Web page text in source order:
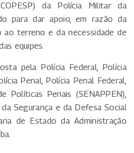
da Polícia Militar da
para dar apoio, em razão da
ao terreno e da necessidade de
equipes.
pela Polícia Federal, Polícia
Penal, Polícia Penal Federal,
Políticas Penais (SENAPPEN),
Segurança e da Defesa Social
de Estado da Administração